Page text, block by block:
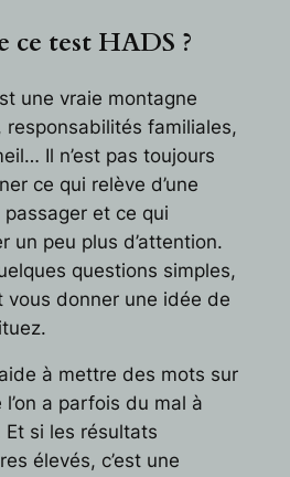
ce test HADS ?
une vraie montagne
responsabilités familiales,
Il n’est pas toujours
ce qui relève d’une
et ce qui
un peu plus d’attention.
questions simples,
vous donner une idée de
à mettre des mots sur
a parfois du mal à
si les résultats
élevés, c’est une